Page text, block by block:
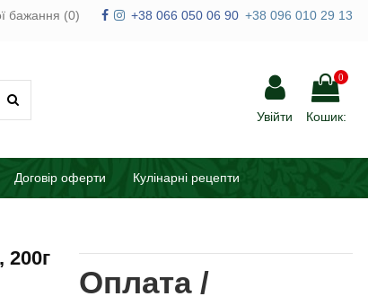
бажання (0) +38 066 050 06 90 +38 096 010 29 13
Увійти
0
Кошик:
Договір оферти Кулінарні рецепти
200г
Оплата /